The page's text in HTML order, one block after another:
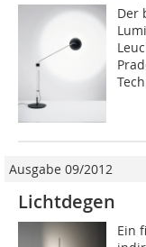
Der
Ausgabe 09/2012
Lichtdegen
Ein